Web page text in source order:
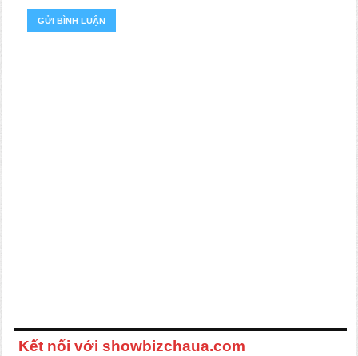
Kết nối với showbizchaua.com